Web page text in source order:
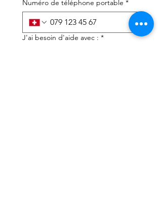
Numéro de téléphone portable *
J'ai besoin d'aide avec : *